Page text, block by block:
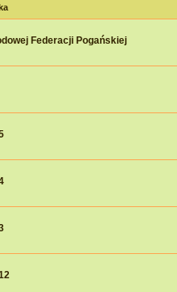
Federacji Pogańskiej